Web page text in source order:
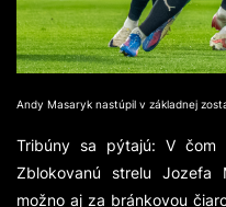
Andy Masaryk nastúpil v základnej
Tribúny sa pýtajú: V čom
Zblokovanú strelu Jozefa
možno aj za bránkovou